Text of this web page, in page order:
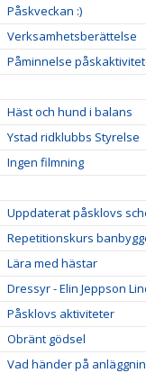
Påskveckan :)
Verksamhetsberättelse
Påminnelse
Häst och hund i balans
Ystad ridklubbs Styrelse
Ingen filmning
Uppdaterat påsklovs
Repetitionskurs
Lära med hästar
Dressyr - Elin Jeppson
Påsklovs aktiviteter
Obränt gödsel
Vad händer på